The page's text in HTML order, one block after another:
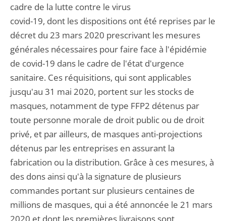
cadre de la lutte contre le virus
covid-19, dont les dispositions ont été reprises par le
décret du 23 mars 2020 prescrivant les mesures
générales nécessaires pour faire face à l'épidémie
de covid-19 dans le cadre de l'état d'urgence
sanitaire. Ces réquisitions, qui sont applicables
jusqu'au 31 mai 2020, portent sur les stocks de
masques, notamment de type FFP2 détenus par
toute personne morale de droit public ou de droit
privé, et par ailleurs, de masques anti-projections
détenus par les entreprises en assurant la
fabrication ou la distribution. Grâce à ces mesures, à
des dons ainsi qu'à la signature de plusieurs
commandes portant sur plusieurs centaines de
millions de masques, qui a été annoncée le 21 mars